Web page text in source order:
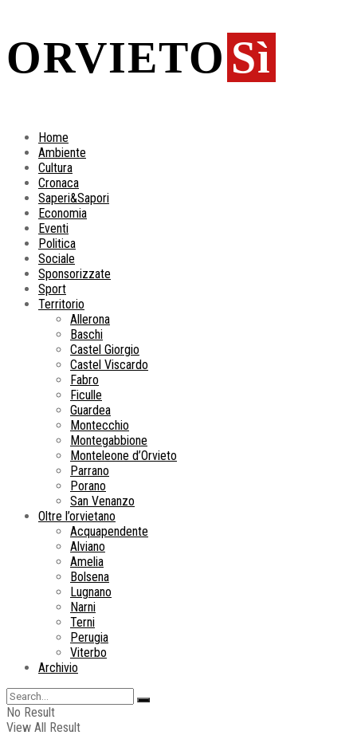
ORVIETO Sì
Home
Ambiente
Cultura
Cronaca
Saperi&Sapori
Economia
Eventi
Politica
Sociale
Sponsorizzate
Sport
Territorio
Allerona
Baschi
Castel Giorgio
Castel Viscardo
Fabro
Ficulle
Guardea
Montecchio
Montegabbione
Monteleone d’Orvieto
Parrano
Porano
San Venanzo
Oltre l’orvietano
Acquapendente
Alviano
Amelia
Bolsena
Lugnano
Narni
Terni
Perugia
Viterbo
Archivio
No Result
View All Result